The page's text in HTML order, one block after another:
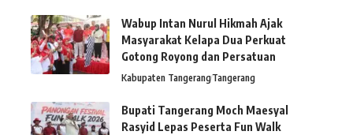
Wabup Intan Nurul Hikmah Ajak
Masyarakat Kelapa Dua Perkuat
Gotong Royong dan Persatuan
Kabupaten TangerangTangerang
Bupati Tangerang Moch Maesyal
Rasyid Lepas Peserta Fun Walk